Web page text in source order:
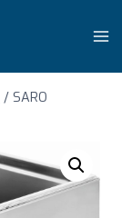
/ SARO